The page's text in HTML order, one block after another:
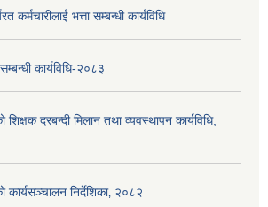
कर्मचारीलाई भत्ता सम्बन्धी कार्यविधि
कार्यविधि-२०८३
दरबन्दी मिलान तथा व्यवस्थापन कार्यविधि,
निर्देशिका‚ २०८२